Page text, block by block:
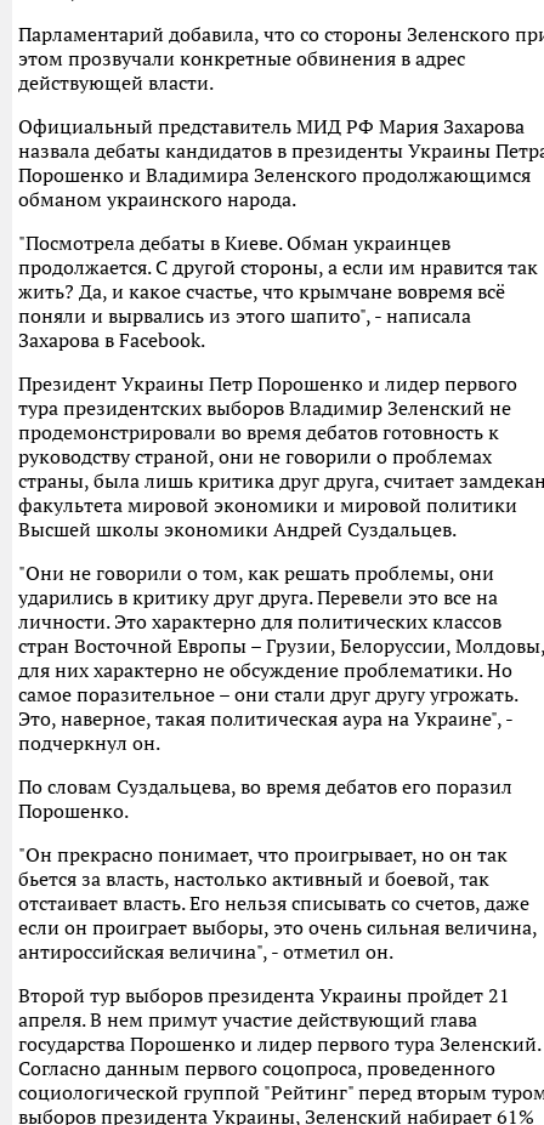
Парламентарий добавила, что со стороны Зеленского
этом прозвучали конкретные обвинения в адрес
действующей власти.
Официальный представитель МИД РФ Мария Захарова
назвала дебаты кандидатов в президенты Украины
Порошенко и Владимира Зеленского продолжающимся
обманом украинского народа.
"Посмотрела дебаты в Киеве. Обман украинцев
продолжается. С другой стороны, а если им нравится так
жить? Да, и какое счастье, что крымчане вовремя всё
поняли и вырвались из этого шапито", - написала
Захарова в Facebook.
Президент Украины Петр Порошенко и лидер первого
тура президентских выборов Владимир Зеленский не
продемонстрировали во время дебатов готовность к
руководству страной, они не говорили о проблемах
страны, была лишь критика друг друга, считает
факультета мировой экономики и мировой политики
Высшей школы экономики Андрей Суздальцев.
"Они не говорили о том, как решать проблемы, они
ударились в критику друг друга. Перевели это все на
личности. Это характерно для политических классов
стран Восточной Европы – Грузии, Белоруссии, Молдовы,
для них характерно не обсуждение проблематики. Но
самое поразительное – они стали друг другу угрожать.
Это, наверное, такая политическая аура на Украине", -
подчеркнул он.
По словам Суздальцева, во время дебатов его поразил
Порошенко.
"Он прекрасно понимает, что проигрывает, но он так
бьется за власть, настолько активный и боевой, так
отстаивает власть. Его нельзя списывать со счетов, даже
если он проиграет выборы, это очень сильная величина,
антироссийская величина", - отметил он.
Второй тур выборов президента Украины пройдет 21
апреля. В нем примут участие действующий глава
государства Порошенко и лидер первого тура Зеленский.
Согласно данным первого соцопроса, проведенного
социологической группой "Рейтинг" перед вторым
выборов президента Украины, Зеленский набирает 61%